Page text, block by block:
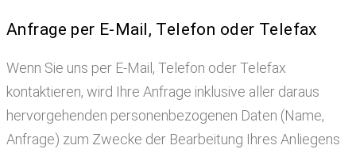
Anfrage per E-Mail, Telefon oder Telefax
Wenn Sie uns per E-Mail, Telefon oder Telefax
kontaktieren, wird Ihre Anfrage inklusive aller daraus
hervorgehenden personenbezogenen Daten (Name,
Anfrage) zum Zwecke der Bearbeitung Ihres Anliegens